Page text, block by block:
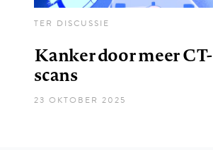
TER DISCUSSIE
Kanker door meer CT-
scans
23 OKTOBER 2025